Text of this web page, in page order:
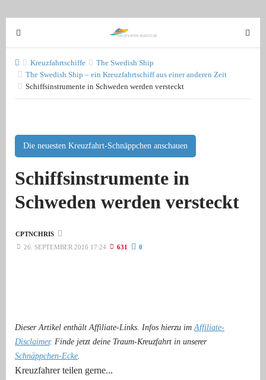
T
o
g
g
i
g
t
o
n
T
o
Kreuzfahrtschiffe
The Swedish Ship
The Swedish Ship – ein Kreuzfahrtschiff aus einer anderen Zeit
Schiffsinstrumente in Schweden werden versteckt
Die neuesten Kreuzfahrt-Schnäppchen anschauen
Schiffsinstrumente in
Schweden werden versteckt
CPTNCHRIS
26. SEPTEMBER 2016 17:24
631 0
Dieser Artikel enthält Affiliate-Links. Infos hierzu imAffiliate-
Disclaimer. Finde jetzt deine Traum-Kreuzfahrt in unserer
Schnäppchen-Ecke.
Kreuzfahrer teilen gerne...